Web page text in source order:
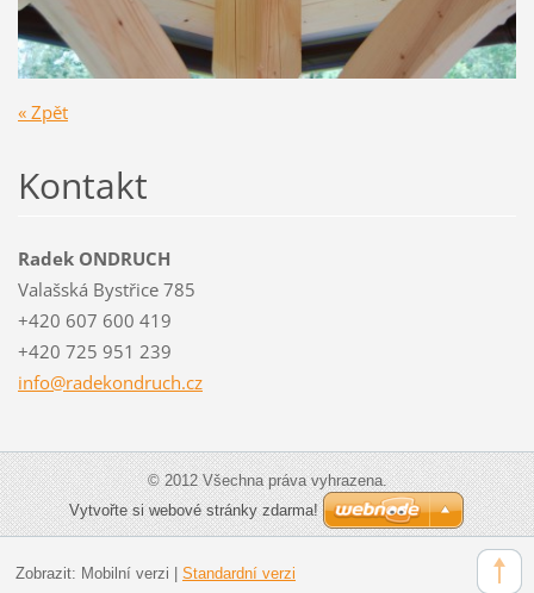
« Zpět
Kontakt
Radek ONDRUCH
Valašská Bystřice 785
+420 607 600 419
+420 725 951 239
info@radekondruch.cz
© 2012 Všechna práva vyhrazena.
Vytvořte si webové stránky zdarma!
Zobrazit: Mobilní verzi Standardní verzi